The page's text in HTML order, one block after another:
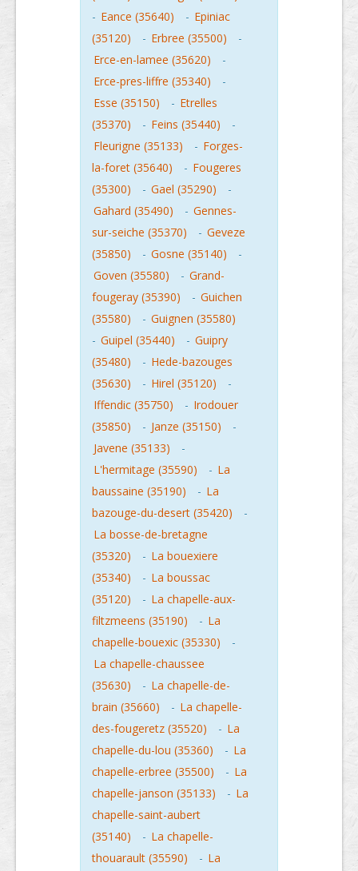
- Eance (35640) - Epiniac
(35120)
- Erbree (35500)
-
Erce-en-lamee (35620)
-
Erce-pres-liffre (35340)
-
Esse (35150)
- Etrelles
(35370)
- Feins (35440)
-
Fleurigne (35133)
- Forges-
la-foret (35640)
- Fougeres
(35300)
- Gael (35290)
-
Gahard (35490)
- Gennes-
sur-seiche (35370)
- Geveze
(35850)
- Gosne (35140)
-
Goven (35580)
- Grand-
fougeray (35390)
- Guichen
(35580)
- Guignen (35580)
- Guipel (35440) - Guipry
(35480)
- Hede-bazouges
(35630)
- Hirel (35120)
-
Iffendic (35750)
- Irodouer
(35850)
- Janze (35150)
-
Javene (35133)
-
L'hermitage (35590)
- La
baussaine (35190)
- La
bazouge-du-desert (35420)
-
La bosse-de-bretagne
(35320)
- La bouexiere
(35340)
- La boussac
(35120)
- La chapelle-aux-
filtzmeens (35190)
- La
chapelle-bouexic (35330)
-
La chapelle-chaussee
(35630)
- La chapelle-de-
brain (35660)
- La chapelle-
des-fougeretz (35520)
- La
chapelle-du-lou (35360)
- La
chapelle-erbree (35500)
- La
chapelle-janson (35133)
- La
chapelle-saint-aubert
(35140)
- La chapelle-
thouarault (35590)
- La